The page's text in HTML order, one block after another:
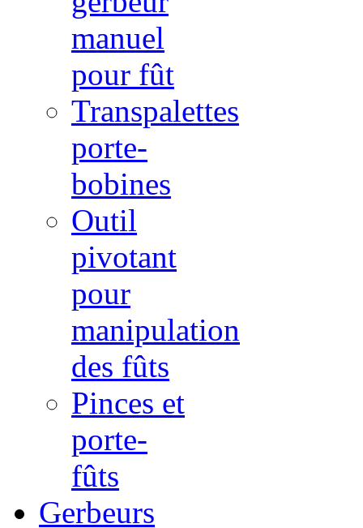
manuel
pour fût
Transpalettes
porte-
bobines
Outil
pivotant
pour
manipulation
des fûts
Pinces et
porte-
fûts
Gerbeurs